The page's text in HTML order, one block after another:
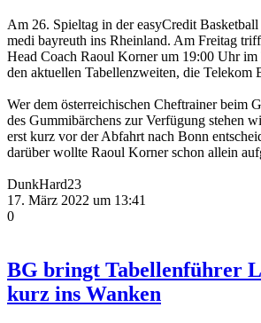
Am 26. Spieltag in der easyCredit
medi bayreuth ins Rheinland. Am Freitag
Head Coach Raoul Korner um 19:00 Uhr
den aktuellen Tabellenzweiten, die Telekom
Wer dem österreichischen Cheftrainer beim
des Gummibärchens zur Verfügung stehen
erst kurz vor der Abfahrt nach Bonn
darüber wollte Raoul Korner schon allein
DunkHard23
17. März 2022 um 13:41
0
BG bringt Tabellenführer
kurz ins Wanken